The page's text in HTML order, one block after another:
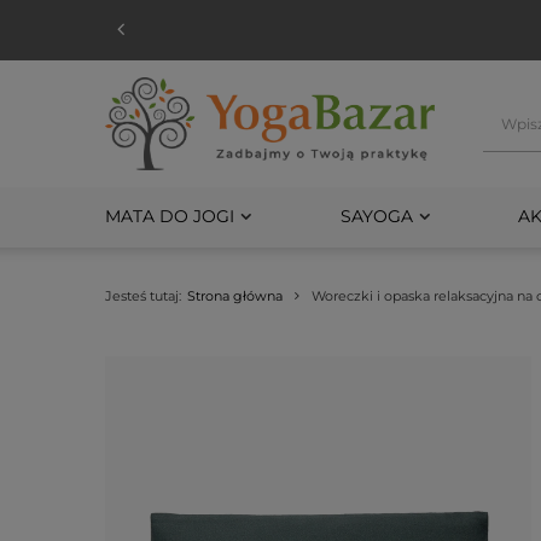
MATA DO JOGI SAYOGA
Jesteś tutaj: Strona główna Woreczki i opaska relaksacyjna na